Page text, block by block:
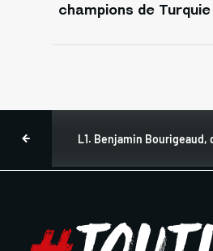
champions de Turquie
L1. Benjamin Bourigeaud,